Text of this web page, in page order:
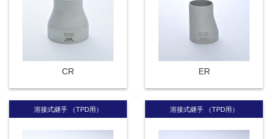
CR ER
溶接式継手 （TPD用） 溶接式継手 （TPD用）